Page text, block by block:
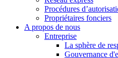
Procédures
Propriétaires fonciers
A propos de nous
Entreprise
La sphère de
Gouvernance